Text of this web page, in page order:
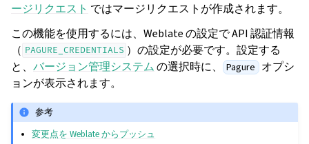
ージリクエスト ではマージリクエストが作成されます。
この機能を使用するには、Weblate の設定で API 認証情報
（ PAGURE_CREDENTIALS ）の設定が必要です。設定する
と、 バージョン管理システムの選択時に、 Pagure オプシ
ョンが表示されます。
参考
変更点を Weblate からプッシュ